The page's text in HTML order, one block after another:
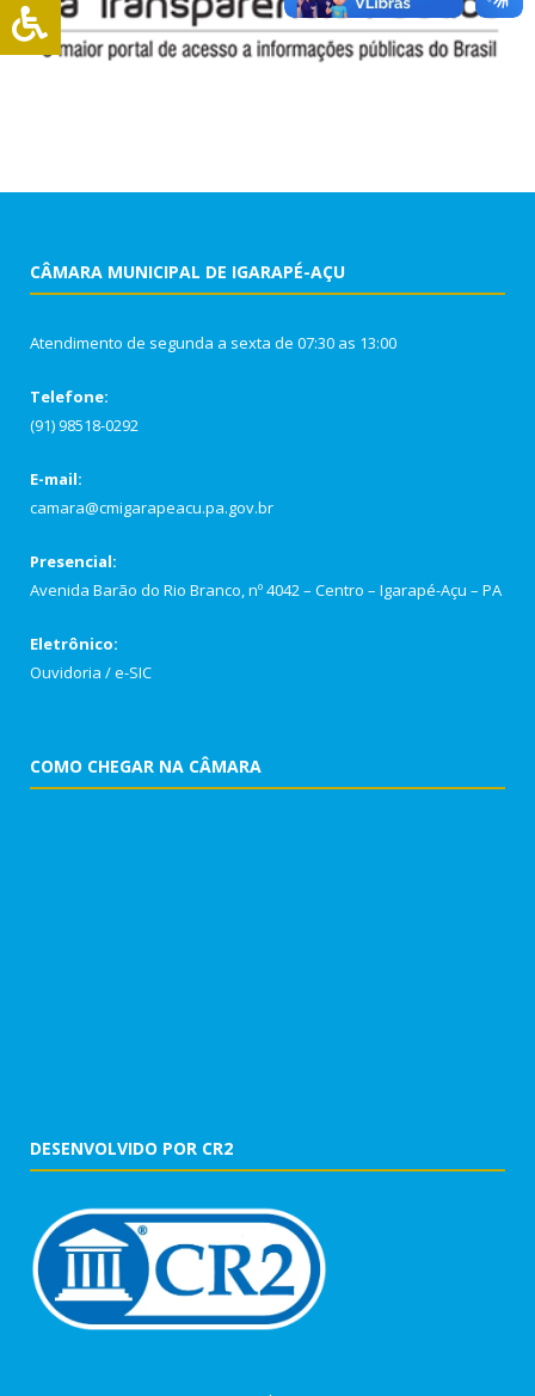
CÂMARA MUNICIPAL DE IGARAPÉ-AÇU
Atendimento de segunda a sexta de 07:30 as 13:00
Telefone:
(91) 98518-0292
E-mail:
camara@cmigarapeacu.pa.gov.br
Presencial:
Avenida Barão do Rio Branco, nº 4042 – Centro – Igarapé-Açu – PA
Eletrônico:
Ouvidoria /e-SIC
COMO CHEGAR NA CÂMARA
DESENVOLVIDO POR CR2